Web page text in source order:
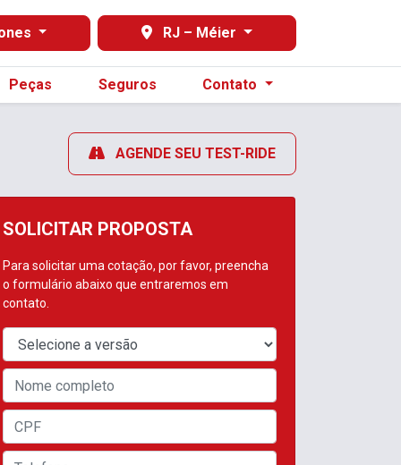
RJ – Méier
Peças Seguros Contato
AGENDE SEU TEST-RIDE
SOLICITAR PROPOSTA
Para solicitar uma cotação, por favor, preencha
o formulário abaixo que entraremos em
contato.